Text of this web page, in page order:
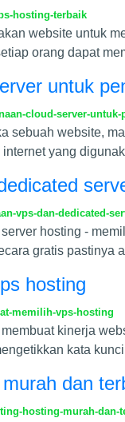
hosting-terbaik
website untuk
orang dapat
untuk
cloud-server-
sebuah website,
yang
vps-dan-dedicated-
hosting -
gratis pastinya
hosting
memilih-vps-hosting
kinerja
kata
dan
hosting-murah-dan-